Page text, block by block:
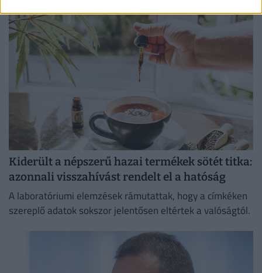
Kiderült a népszerű hazai termékek sötét titka:
azonnali visszahívást rendelt el a hatóság
A laboratóriumi elemzések rámutattak, hogy a címkéken
szereplő adatok sokszor jelentősen eltértek a valóságtól.